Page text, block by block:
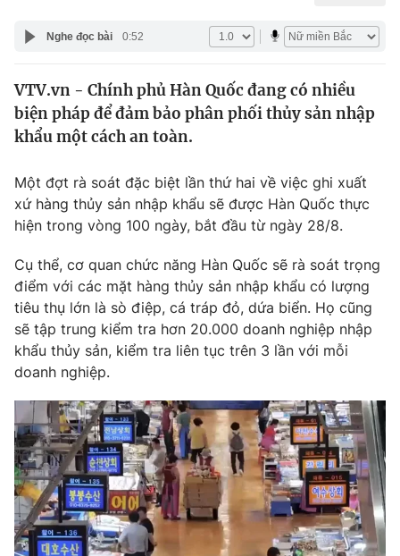
Pháp luật
Thế giới
Thế giới đó đây
Câu chuyện quốc tế
Kinh tế
Tài chính
Thị trường
Góc doanh nghiệp
Dữ liệu và đời sống
Truyền hình
Phim VTV
Hậu trường
Khán giả
Giải sao mai
Giải trí
Điện ảnh
Âm nhạc
Sao
Du lịch
Làm đẹp
Chất lượng cuộc sống
Giáo dục
Tuyển sinh
Học trực tuyến
Công nghệ
Hitech Công nghệ tương lai
Giao lưu trực tuyến
Công nghệ
Nghe đọc bài 0:52
VTV.vn - Chính phủ Hàn Quốc đang có nhiều
biện pháp để đảm bảo phân phối thủy sản nhập
khẩu một cách an toàn.
Một đợt rà soát đặc biệt lần thứ hai về việc ghi xuất
xứ hàng thủy sản nhập khẩu sẽ được Hàn Quốc thực
hiện trong vòng 100 ngày, bắt đầu từ ngày 28/8.
Cụ thể, cơ quan chức năng Hàn Quốc sẽ rà soát trọng
điểm với các mặt hàng thủy sản nhập khẩu có lượng
tiêu thụ lớn là sò điệp, cá tráp đỏ, dứa biển. Họ cũng
sẽ tập trung kiểm tra hơn 20.000 doanh nghiệp nhập
khẩu thủy sản, kiểm tra liên tục trên 3 lần với mỗi
doanh nghiệp.